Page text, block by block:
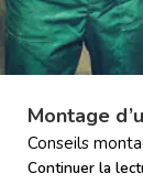
Montage
Conseils
Continuer la